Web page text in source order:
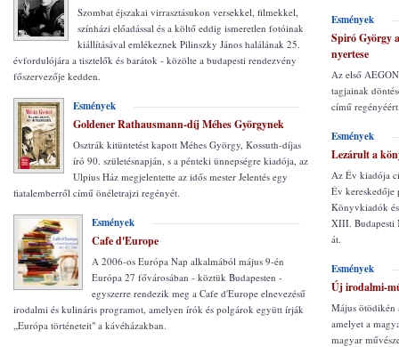
Szombat éjszakai virrasztásukon versekkel, filmekkel,
színházi előadással és a költő eddig ismeretlen fotóinak
kiállításával emlékeznek Pilinszky János halálának 25.
évfordulójára a tisztelők és barátok - közölte a budapesti rendezvény
főszervezője kedden.
Esmények
Goldener Rathausmann-díj Méhes Györgynek
Osztrák kitüntetést kapott Méhes György, Kossuth-díjas
író 90. születésnapján, s a pénteki ünnepségre kiadója, az
Ulpius Ház megjelentette az idős mester Jelentés egy
fiatalemberről című önéletrajzi regényét.
Esmények
Cafe d'Europe
A 2006-os Európa Nap alkalmából május 9-én
Európa 27 fővárosában - köztük Budapesten -
egyszerre rendezik meg a Cafe d'Europe elnevezésű
irodalmi és kulináris programot, amelyen írók és polgárok együtt írják
„Európa történeteit" a kávéházakban.
Esmények
Spiró György
nyertese
Az első
tagjainak
című
Esmények
Lezárult a
Az Év kiadója
Év
Könyvkiadók
XIII. Budapesti
át.
Esmények
Új irodalmi-
Május ötödikén
amelyet a
magyar